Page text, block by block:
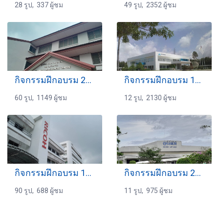
28 รูป, 337 ผู้ชม 49 รูป, 2352 ผู้ชม
กิจกรรมฝึกอบรม 29-10-2566
60 รูป, 1149 ผู้ชม
กิจกรรมฝึกอบรม 16-08-2559
12 รูป, 2130 ผู้ชม
กิจกรรมฝึกอบรม 16-3-2567
90 รูป, 688 ผู้ชม
กิจกรรมฝึกอบรม 21-05-2565
11 รูป, 975 ผู้ชม